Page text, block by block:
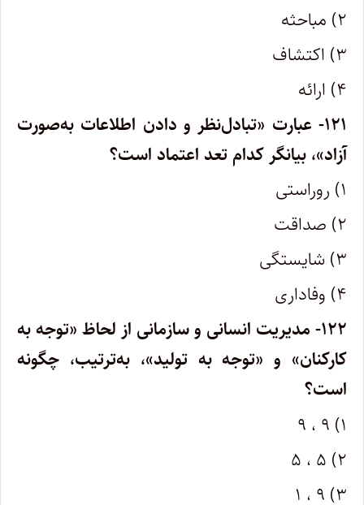
۲) مباحثه
۳) اکتشاف
۴) ارائه
۱۲۱- عبارت «تبادل‌نظر و دادن اطلاعات به‌صورت
آزاد»، بیانگر کدام تعد اعتماد است؟
۱) روراستی
۲) صداقت
۳) شایستگی
۴) وفاداری
۱۲۲- مدیریت انسانی و سازمانی از لحاظ «توجه به
کارکنان» و «توجه به تولید»، به‌ترتیب، چگونه
است؟
۱) ۹ ، ۹
۲) ۵ ، ۵
۳) ۹ ، ۱